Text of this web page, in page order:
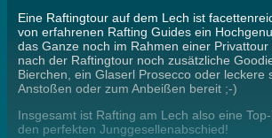
Eine Raftingtour auf dem Lech ist
von erfahrenen Rafting Guides ein
das Ganze noch im Rahmen einer
nach der Raftingtour noch zusätzliche
Bierchen, ein Glaserl Prosecco oder leckere
Anstoßen oder zum Anbeißen bereit ;-)
Insgesamt ist Rafting am Lech also eine
den perfekten Junggesellenabschied!